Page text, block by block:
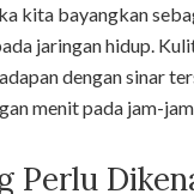
kita bayangkan
jaringan hidup.
dengan sinar
menit pada jam-
Perlu